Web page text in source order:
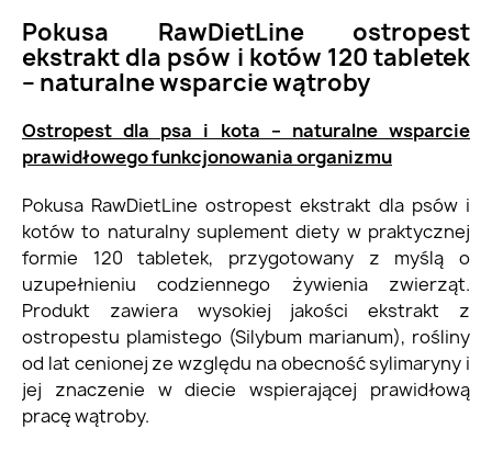
Pokusa RawDietLine ostropest
ekstrakt dla psów i kotów 120 tabletek
– naturalne wsparcie wątroby
Ostropest dla psa i kota – naturalne wsparcie
prawidłowego funkcjonowania organizmu
Pokusa RawDietLine ostropest ekstrakt dla psów i
kotów to naturalny suplement diety w praktycznej
formie 120 tabletek, przygotowany z myślą o
uzupełnieniu codziennego żywienia zwierząt.
Produkt zawiera wysokiej jakości ekstrakt z
ostropestu plamistego (Silybum marianum), rośliny
od lat cenionej ze względu na obecność sylimaryny i
jej znaczenie w diecie wspierającej prawidłową
pracę wątroby.